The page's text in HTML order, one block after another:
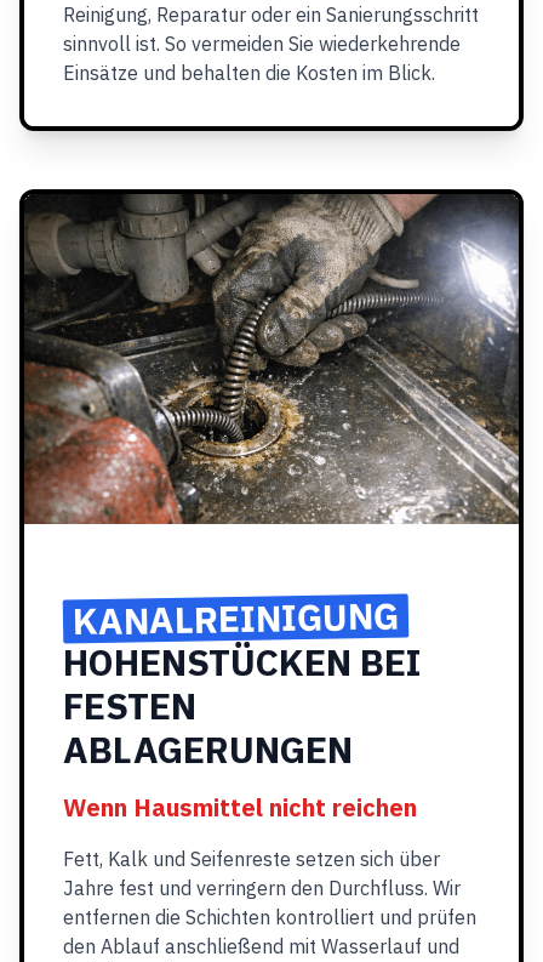
Reinigung, Reparatur oder ein Sanierungsschritt
sinnvoll ist. So vermeiden Sie wiederkehrende
Einsätze und behalten die Kosten im Blick.
KANALREINIGUNG
HOHENSTÜCKEN BEI
FESTEN
ABLAGERUNGEN
Wenn Hausmittel nicht reichen
Fett, Kalk und Seifenreste setzen sich über
Jahre fest und verringern den Durchfluss. Wir
entfernen die Schichten kontrolliert und prüfen
den Ablauf anschließend mit Wasserlauf und